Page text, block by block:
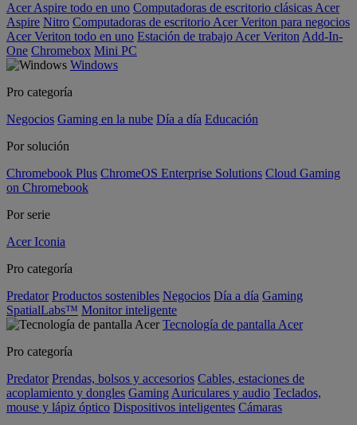
Acer Aspire todo en uno Computadoras de escritorio clásicas Acer
Aspire Nitro Computadoras de escritorio Acer Veriton para negocios
Acer Veriton todo en uno Estación de trabajo Acer Veriton Add-In-
One Chromebox Mini PC
Windows
Pro categoría
Negocios Gaming en la nube Día a día Educación
Por solución
Chromebook Plus ChromeOS Enterprise Solutions Cloud Gaming
on Chromebook
Por serie
Acer Iconia
Pro categoría
Predator Productos sostenibles Negocios Día a día Gaming
SpatialLabs™ Monitor inteligente
Tecnología de pantalla Acer
Pro categoría
Predator Prendas, bolsos y accesorios Cables, estaciones de
acoplamiento y dongles Gaming Auriculares y audio Teclados,
mouse y lápiz óptico Dispositivos inteligentes Cámaras